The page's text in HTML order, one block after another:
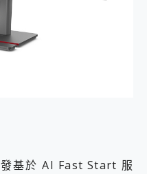
基於 AI Fast Start 服